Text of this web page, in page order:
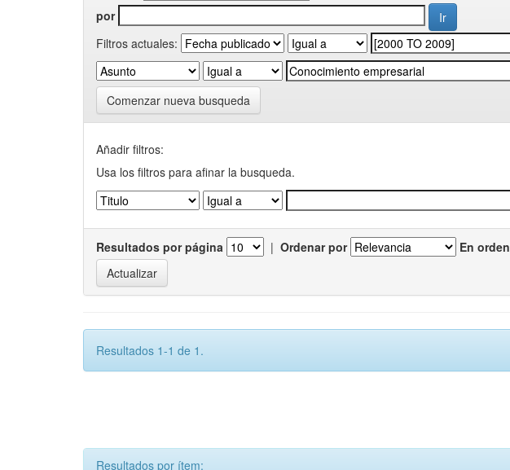
por
Filtros actuales:
Comenzar nueva busqueda
Añadir filtros:
Usa los filtros para afinar la busqueda.
Resultados por página | Ordenar por En orden
Resultados 1-1 de 1.
Resultados por ítem: